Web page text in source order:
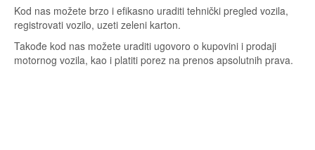
Kod nas možete brzo i efikasno uraditi tehnički pregled vozila,
registrovati vozilo, uzeti zeleni karton.
Takođe kod nas možete uraditi ugovoro o kupovini i prodaji
motornog vozila, kao i platiti porez na prenos apsolutnih prava.